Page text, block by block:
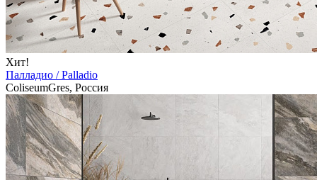
Хит!
Палладио / Palladio
ColiseumGres, Россия